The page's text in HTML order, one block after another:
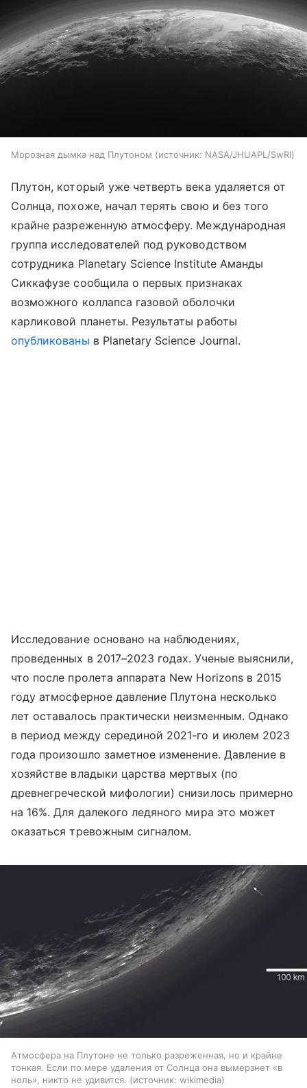
Морозная дымка над Плутоном источник: NASA/JHUAPL/SwRI
Плутон, который уже четверть века удаляется от
Солнца, похоже, начал терять свою и без того
крайне разреженную атмосферу. Международная
группа исследователей под руководством
сотрудника Planetary Science Institute Аманды
Сиккафузе сообщила о первых признаках
возможного коллапса газовой оболочки
карликовой планеты. Результаты работы
опубликованы в Planetary Science Journal.
Исследование основано на наблюдениях,
проведенных в 2017–2023 годах. Ученые выяснили,
что после пролета аппарата New Horizons в 2015
году атмосферное давление Плутона несколько
лет оставалось практически неизменным. Однако
в период между серединой 2021-го и июлем 2023
года произошло заметное изменение. Давление в
хозяйстве владыки царства мертвых (по
древнегреческой мифологии) снизилось примерно
на 16%. Для далекого ледяного мира это может
оказаться тревожным сигналом.
Атмосфера на Плутоне не только разреженная, но и крайне
тонкая. Если по мере удаления от Солнца она вымерзнет «в
ноль», никто не удивится.
источник: wikimedia